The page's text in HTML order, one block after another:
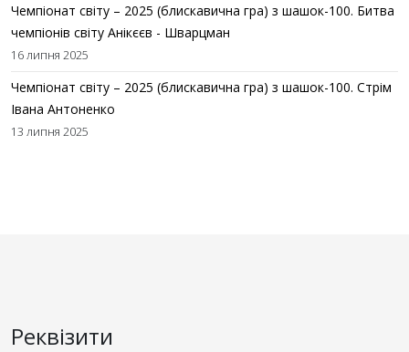
Чемпіонат світу – 2025 (блискавична гра) з шашок-100. Битва
чемпіонів світу Анікєєв - Шварцман
16 липня 2025
Чемпіонат світу – 2025 (блискавична гра) з шашок-100. Стрім
Івана Антоненко
13 липня 2025
Реквізити